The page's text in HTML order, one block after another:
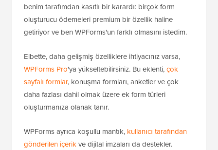
benim tarafımdan kasıtlı bir karardı: birçok form
oluşturucu ödemeleri premium bir özellik haline
getiriyor ve ben WPForms'un farklı olmasını istedim.
Elbette, daha gelişmiş özelliklere ihtiyacınız varsa,
WPForms Pro'ya yükseltebilirsiniz. Bu eklenti,çok
sayfalı formlar, konuşma formları, anketler ve çok
daha fazlası dahil olmak üzere ek form türleri
oluşturmanıza olanak tanır.
WPForms ayrıca koşullu mantık, kullanıcı tarafından
gönderilen içerikve dijital imzaları da destekler.